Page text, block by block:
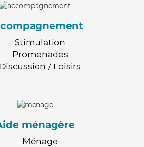
Stimulation
Promenades
Discussion / Loisirs
ménagère
Ménage